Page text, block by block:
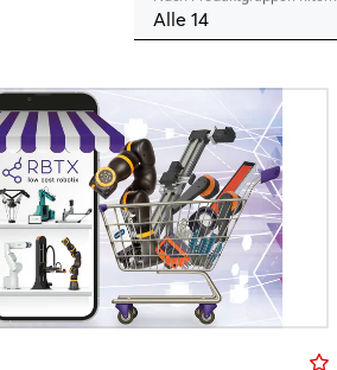
Alle 14